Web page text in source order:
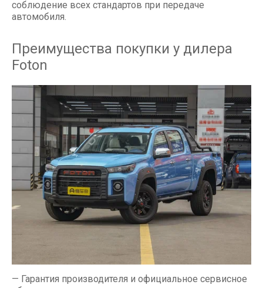
соблюдение всех стандартов при передаче
автомобиля.
Преимущества покупки у дилера
Foton
— Гарантия производителя и официальное сервисное